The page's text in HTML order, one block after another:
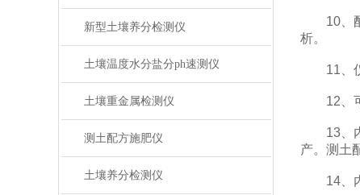
新型土壤养分检测仪
土壤温度水分盐分ph速测仪
土壤重金属检测仪
测土配方施肥仪
土壤养分检测仪
10、配
析。
11、仪
12、可
13、内
产。测土
14、内